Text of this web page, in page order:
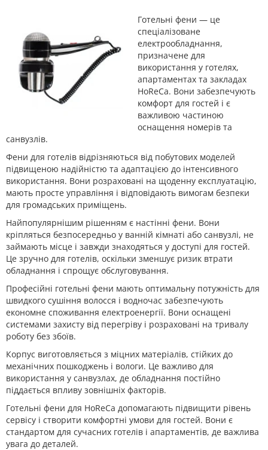
Готельні фени — це
спеціалізоване
електрообладнання,
призначене для
використання у готелях,
апартаментах та закладах
HoReCa. Вони забезпечують
комфорт для гостей і є
важливою частиною
оснащення номерів та
санвузлів.
Фени для готелів відрізняються від побутових моделей
підвищеною надійністю та адаптацією до інтенсивного
використання. Вони розраховані на щоденну експлуатацію,
мають просте управління і відповідають вимогам безпеки
для громадських приміщень.
Найпопулярнішим рішенням є настінні фени. Вони
кріпляться безпосередньо у ванній кімнаті або санвузлі, не
займають місце і завжди знаходяться у доступі для гостей.
Це зручно для готелів, оскільки зменшує ризик втрати
обладнання і спрощує обслуговування.
Професійні готельні фени мають оптимальну потужність для
швидкого сушіння волосся і водночас забезпечують
економне споживання електроенергії. Вони оснащені
системами захисту від перегріву і розраховані на тривалу
роботу без збоїв.
Корпус виготовляється з міцних матеріалів, стійких до
механічних пошкоджень і вологи. Це важливо для
використання у санвузлах, де обладнання постійно
піддається впливу зовнішніх факторів.
Готельні фени для HoReCa допомагають підвищити рівень
сервісу і створити комфортні умови для гостей. Вони є
стандартом для сучасних готелів і апартаментів, де важлива
увага до деталей.